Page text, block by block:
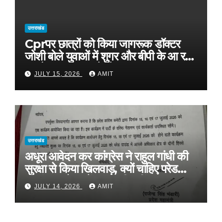
उत्तराखंड
Cprपर छात्रों को किया जागरूक डॉक्टर
जोशी बोले युवाओं में शुगर और बीपी के आ रहे
मामले, फास्ट फूड से रहे दूर
JULY 15, 2026 AMIT
उत्तराखंड
अधूरा आवेदन कर कांग्रेस ने राहुल गांधी की
सुरक्षा से किया खिलवाड़, क्यों चाहिए परेड
ग्राउंड, आवेदन में बताया ही नहीं
JULY 14, 2026 AMIT